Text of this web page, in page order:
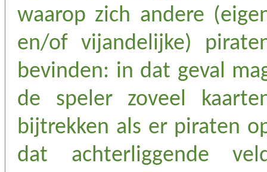
waarop zich andere
en/of vijandelijke)
bevinden: in dat geval
de speler zoveel
bijtrekken als er piraten
dat achterliggende